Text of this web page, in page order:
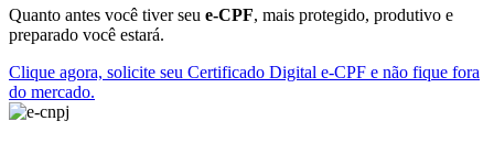
Quanto antes você tiver seu e-CPF, mais protegido, produtivo e
preparado você estará.
Clique agora, solicite seu Certificado Digital e-CPF e não fique fora
do mercado.